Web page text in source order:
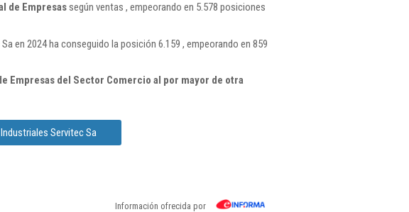
de Empresassegún ventas , empeorando en 5.578 posiciones
en 2024 ha conseguido la posición 6.159 , empeorando en 859
Empresas del Sector Comercio al por mayor de otra
Servitec Sa
Información ofrecida por